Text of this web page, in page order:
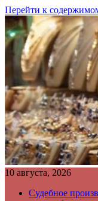
Перейти к
10 августа, 2026
Судебное